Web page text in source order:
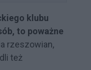
klubu
to poważne
rzeszowian,
też